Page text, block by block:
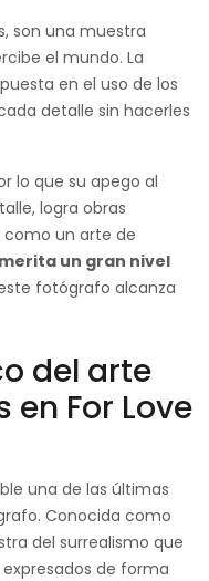
son una muestra
el mundo. La
en el uso de los
detalle sin hacerles
lo que su apego al
logra obras
como un arte de
un gran nivel
fotógrafo alcanza
del arte
en For Love
una de las últimas
Conocida como
del surrealismo que
de forma